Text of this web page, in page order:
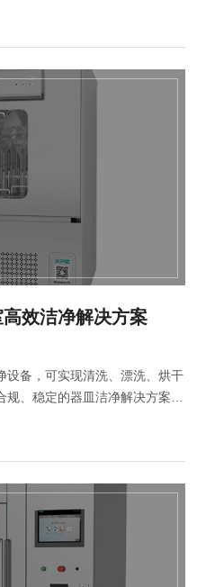
效洁净解决方案
设备，可实现清洗、漂洗、烘干
、稳定的器皿洁净解决方案，